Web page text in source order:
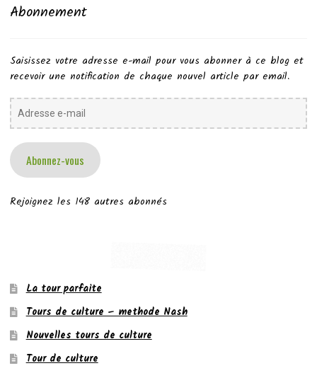
Abonnement
Saisissez votre adresse e-mail pour vous abonner à ce blog et
recevoir une notification de chaque nouvel article par email.
Adresse
e-
Abonnez-vous
Rejoignez les 148 autres abonnés
La tour parfaite
Tours de culture – methode Nash
Nouvelles tours de culture
Tour de culture